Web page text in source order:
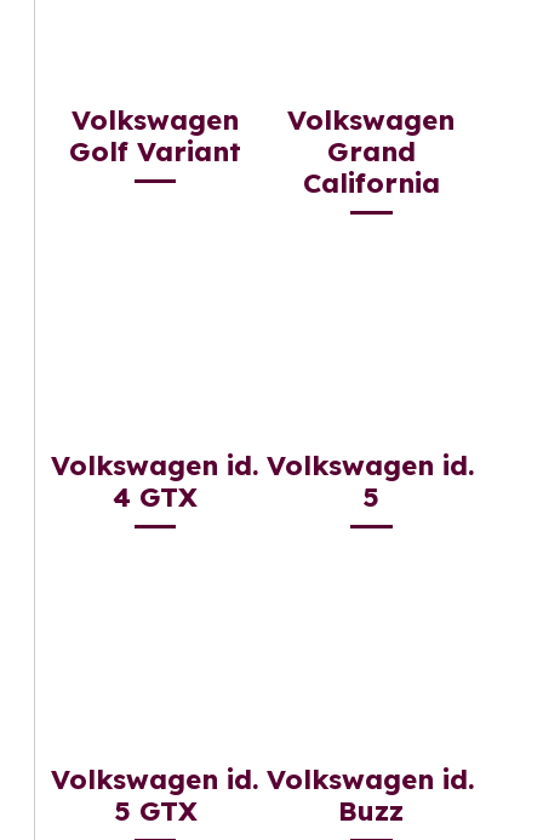
Volkswagen
Golf Variant
Volkswagen
Grand
California
Volkswagen id.
4 GTX
Volkswagen id.
5
Volkswagen id.
5 GTX
Volkswagen id.
Buzz